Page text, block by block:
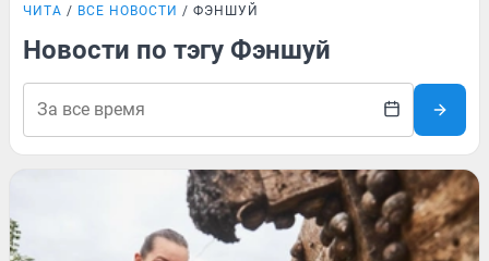
ЧИТА ВСЕ НОВОСТИ ФЭНШУЙ
Новости по тэгу Фэншуй